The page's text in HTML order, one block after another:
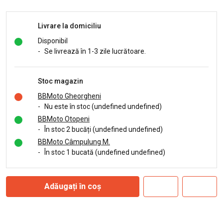
Livrare la domiciliu
Disponibil
- Se livrează în 1-3 zile lucrătoare.
Stoc magazin
BBMoto Gheorgheni
-
Nu este în stoc (undefined undefined)
BBMoto Otopeni
-
În stoc 2 bucăți (undefined undefined)
BBMoto Câmpulung M.
-
În stoc 1 bucată (undefined undefined)
Adăugați în coș